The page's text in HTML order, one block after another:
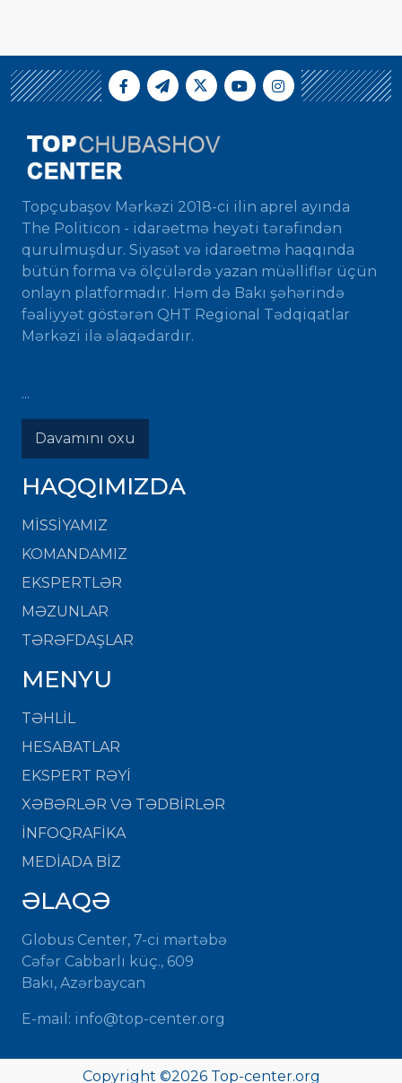
Topçubaşov Mərkəzi 2018-ci ilin aprel ayında
The Politicon - idarəetmə heyəti tərəfindən
qurulmuşdur. Siyasət və idarəetmə haqqında
bütün forma və ölçülərdə yazan müəlliflər üçün
onlayn platformadır. Həm də Bakı şəhərində
fəaliyyət göstərən QHT Regional Tədqiqatlar
Mərkəzi ilə əlaqədardır.
...
Davamını oxu
HAQQIMIZDA
MISSIYAMIZ
KOMANDAMIZ
EKSPERTLƏR
MƏZUNLAR
TƏRƏFDAŞLAR
MENYU
TƏHLİL
HESABATLAR
EKSPERT RƏYİ
XƏBƏRLƏR VƏ TƏDBİRLƏR
İNFOQRAFİKA
MEDİADA BİZ
ƏLAQƏ
Globus Center, 7-ci mərtəbə
Cəfər Cabbarlı küç., 609
Bakı, Azərbaycan
E-mail: info@top-center.org
Copyright ©2026 Top-center.org